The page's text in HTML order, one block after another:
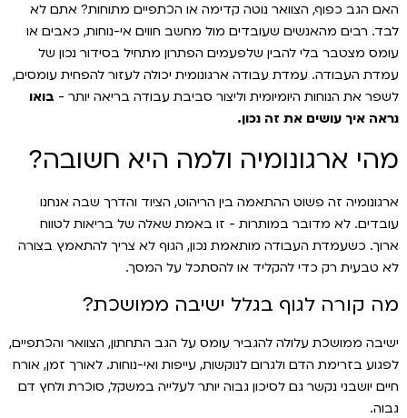
האם הגב כפוף, הצוואר נוטה קדימה או הכתפיים מתוחות? אתם לא
לבד. רבים מהאנשים שעובדים מול מחשב חווים אי-נוחות, כאבים או
עומס מצטבר בלי להבין שלפעמים הפתרון מתחיל בסידור נכון של
עמדת העבודה. עמדת עבודה ארגונומית יכולה לעזור להפחית עומסים,
לשפר את הנוחות היומיומית וליצור סביבת עבודה בריאה יותר - בואו
נראה איך עושים את זה נכון.
מהי ארגונומיה ולמה היא חשובה?
ארגונומיה זה פשוט ההתאמה בין הריהוט, הציוד והדרך שבה אנחנו
עובדים. לא מדובר במותרות - זו באמת שאלה של בריאות לטווח
ארוך. כשעמדת העבודה מותאמת נכון, הגוף לא צריך להתאמץ בצורה
לא טבעית רק כדי להקליד או להסתכל על המסך.
מה קורה לגוף בגלל ישיבה ממושכת?
ישיבה ממושכת עלולה להגביר עומס על הגב התחתון, הצוואר והכתפיים,
לפגוע בזרימת הדם ולגרום לנוקשות, עייפות ואי-נוחות. לאורך זמן, אורח
חיים יושבני נקשר גם לסיכון גבוה יותר לעלייה במשקל, סוכרת ולחץ דם
גבוה.